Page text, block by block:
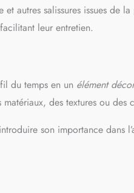
autres salissures issues de
leur entretien.
du temps en un élément
des textures ou des
son importance dans